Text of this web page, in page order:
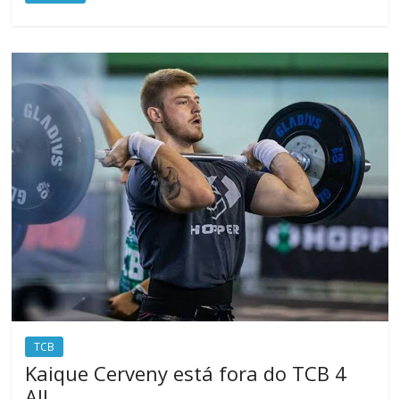
TCB
Kaique Cerveny está fora do TCB 4